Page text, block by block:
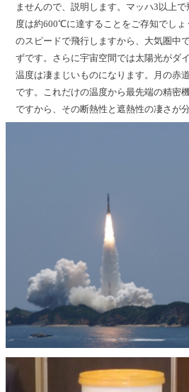
ませんので、説明します。マッハ3以上
度は約600℃に達することをご存知でし
のスピードで飛行しますから、大気圏中
ずです。さらに宇宙空間では太陽光がダ
温度は凄まじいものになります。月の赤
です。これだけの温度から最先端の精密
ですから、その断熱性と遮熱性の凄さが分